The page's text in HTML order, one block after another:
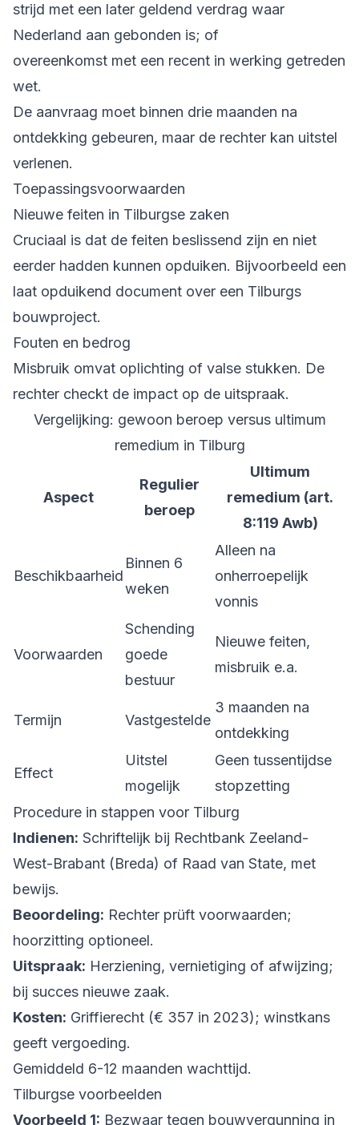
strijd met een later geldend verdrag waar
Nederland aan gebonden is; of
overeenkomst met een recent in werking getreden
wet.
De aanvraag moet binnen drie maanden na
ontdekking gebeuren, maar de rechter kan uitstel
verlenen.
Toepassingsvoorwaarden
Nieuwe feiten in Tilburgse zaken
Cruciaal is dat de feiten beslissend zijn en niet
eerder hadden kunnen opduiken. Bijvoorbeeld een
laat opduikend document over een Tilburgs
bouwproject.
Fouten en bedrog
Misbruik omvat oplichting of valse stukken. De
rechter checkt de impact op de uitspraak.
Vergelijking: gewoon beroep versus ultimum
remedium in Tilburg
Aspect
Regulier
beroep
Ultimum
remedium (art.
8:119 Awb)
Beschikbaarheid
Binnen 6
weken
Alleen na
onherroepelijk
vonnis
Voorwaarden
Schending
goede
bestuur
Nieuwe feiten,
misbruik e.a.
Termijn Vastgestelde
3 maanden na
ontdekking
Effect
Uitstel
mogelijk
Geen tussentijdse
stopzetting
Procedure in stappen voor Tilburg
Indienen: Schriftelijk bij Rechtbank Zeeland-
West-Brabant (Breda) of Raad van State, met
bewijs.
Beoordeling: Rechter prüft voorwaarden;
hoorzitting optioneel.
Uitspraak: Herziening, vernietiging of afwijzing;
bij succes nieuwe zaak.
Kosten: Griffierecht (€ 357 in 2023); winstkans
geeft vergoeding.
Gemiddeld 6-12 maanden wachttijd.
Tilburgse voorbeelden
Voorbeeld 1: Bezwaar tegen bouwvergunning in